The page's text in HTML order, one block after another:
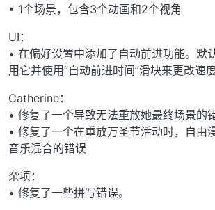
• 1个场景，包含3个动画和2个视角
UI：
• 在偏好设置中添加了自动前进功能。默
用它并使用“自动前进时间”滑块来更改速度
Catherine：
• 修复了一个导致无法重放她最终场景的
• 修复了一个在重放万圣节活动时，自由
音乐混合的错误
杂项：
• 修复了一些拼写错误。